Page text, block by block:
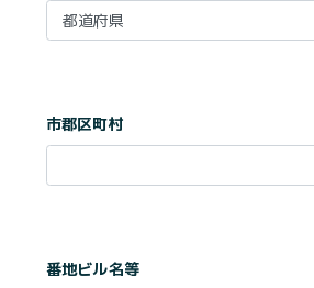
市郡区町村
番地ビル名等